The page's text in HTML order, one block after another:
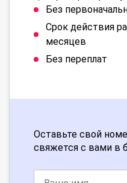
Без
Срок действия
месяцев
Без переплат
Оставьте свой
свяжется с вами в